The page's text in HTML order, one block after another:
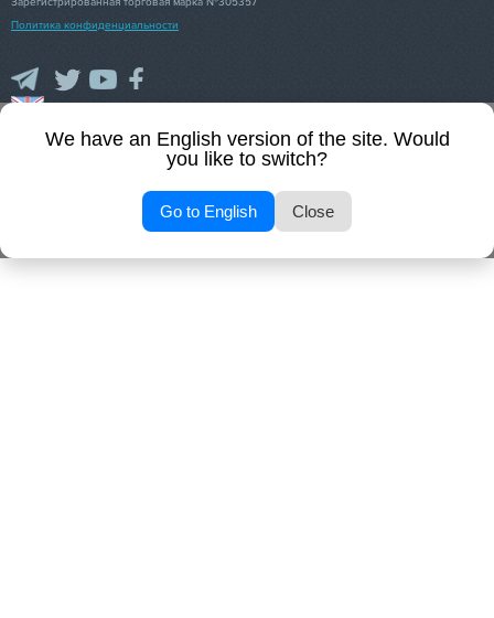
Политика конфиденциальности
89
45
We have an English version of the site. Would
you like to switch?
Go to English Close